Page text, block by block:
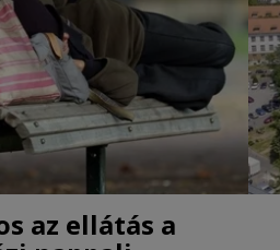
az ellátás a